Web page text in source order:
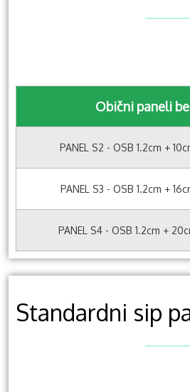
Obični paneli
PANEL S2 - OSB 1.2cm +
PANEL S3 - OSB 1.2cm +
PANEL S4 - OSB 1.2cm +
Standardni sip